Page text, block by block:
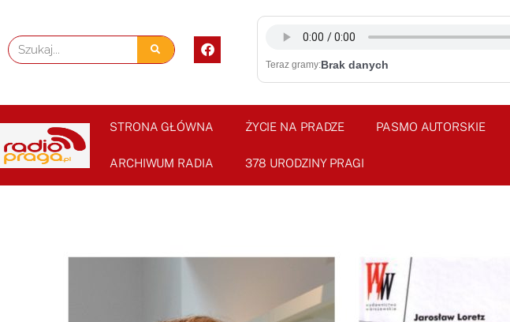
content
Szukaj
F
a
c
o
o
k
Teraz gramy:Brak danych
STRONA GŁÓWNA ŻYCIE NA PRADZE PASMO AUTORSKIE
ARCHIWUM RADIA 378 URODZINY PRAGI